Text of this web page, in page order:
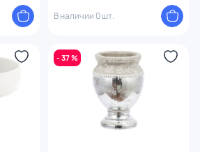
В наличии 0 шт.
- 37 %